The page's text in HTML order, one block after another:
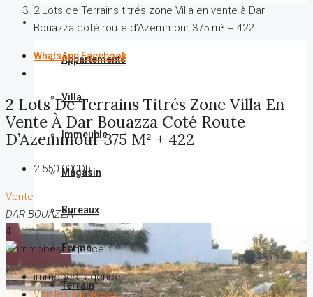
Location
Appartements
Villa
Immeuble
Magasin
Bureaux
Ferme
Terrain
2 Lots de Terrains titrés zone Villa en vente à Dar
Bouazza coté route d’Azemmour 375 m² + 422
WhatsAppFacebook
2 Lots De Terrains Titrés Zone Villa En
Vente À Dar Bouazza Coté Route
D’Azemmour 375 M² + 422
2.550.000Dh
Vente
DAR BOUAZZA
4
immobest agence
Voir les annonces